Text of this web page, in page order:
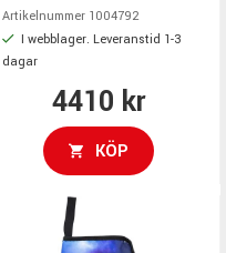
Artikelnummer 1004792
I webblager. Leveranstid 1-3
dagar
4410 kr
KÖP